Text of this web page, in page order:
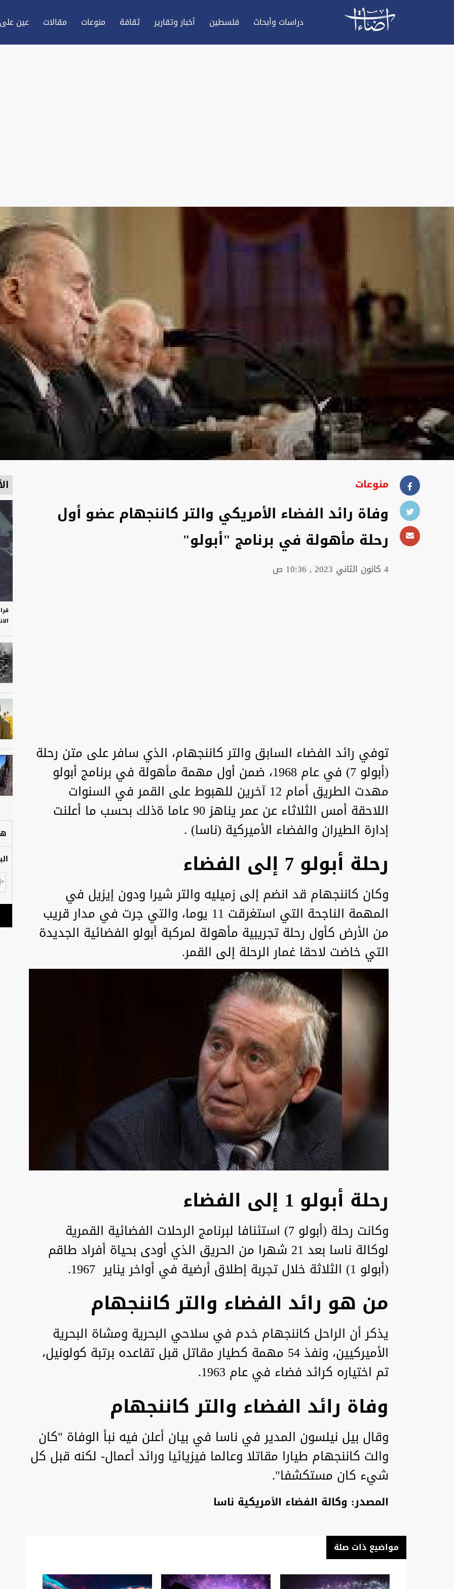
دراسات وأبحاث فلسطين أخبار وتقارير ثقافة منوعات مقالات عين
منوعات
وفاة رائد الفضاء الأمريكي والتر كاننجهام عضو أول
رحلة مأهولة في برنامج "أبولو"
4 كانون الثاني 2023 , 10:36 ص
توفي رائد الفضاء السابق والتر كاننجهام، الذي سافر على متن رحلة
(أبولو 7) في عام 1968، ضمن أول مهمة مأهولة في برنامج أبولو
مهدت الطريق أمام 12 آخرين للهبوط على القمر في السنوات
اللاحقة أمس الثلاثاء عن عمر يناهز 90 عاما ةذلك بحسب ما أعلنت
إدارة الطيران والفضاء الأميركية (ناسا) .
رحلة أبولو 7 إلى الفضاء
وكان كاننجهام قد انضم إلى زميليه والتر شيرا ودون إيزيل في
المهمة الناجحة التي استغرقت 11 يوما، والتي جرت في مدار قريب
من الأرض كأول رحلة تجريبية مأهولة لمركبة أبولو الفضائية الجديدة
التي خاضت لاحقا غمار الرحلة إلى القمر.
رحلة أبولو 1 إلى الفضاء
وكانت رحلة (أبولو 7) استئنافا لبرنامج الرحلات الفضائية القمرية
لوكالة ناسا بعد 21 شهرا من الحريق الذي أودى بحياة أفراد طاقم
(أبولو 1) الثلاثة خلال تجربة إطلاق أرضية في أواخر يناير 1967.
من هو رائد الفضاء والتر كاننجهام
يذكر أن الراحل كاننجهام خدم في سلاحي البحرية ومشاة البحرية
الأميركيين، ونفذ 54 مهمة كطيار مقاتل قبل تقاعده برتبة كولونيل،
تم اختياره كرائد فضاء في عام 1963.
وفاة رائد الفضاء والتر كاننجهام
وقال بيل نيلسون المدير في ناسا في بيان أعلن فيه نبأ الوفاة "كان
والت كاننجهام طيارا مقاتلا وعالما فيزيائيا ورائد أعمال- لكنه قبل كل
شيء كان مستكشفا".
المصدر: وكالة الفضاء الأمريكية ناسا
مواضيع ذات صلة